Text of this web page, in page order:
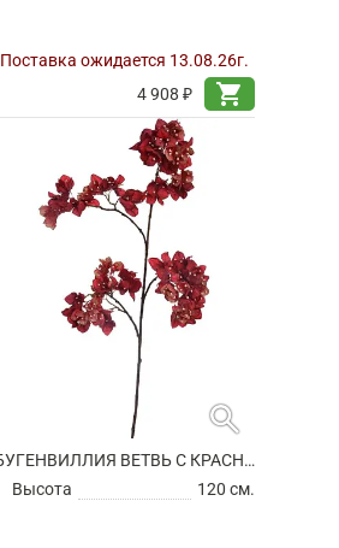
Поставка ожидается 13.08.26г.
4 908 ₽
shopping_cart
search
БУГЕНВИЛЛИЯ ВЕТВЬ С КРАСНЫМИ ЦВЕТАМИ ИСКУССТВЕННАЯ
Высота
120 см.